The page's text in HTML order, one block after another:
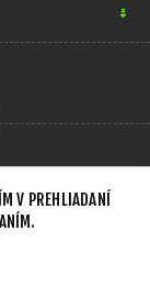
V PREHLIADANÍ